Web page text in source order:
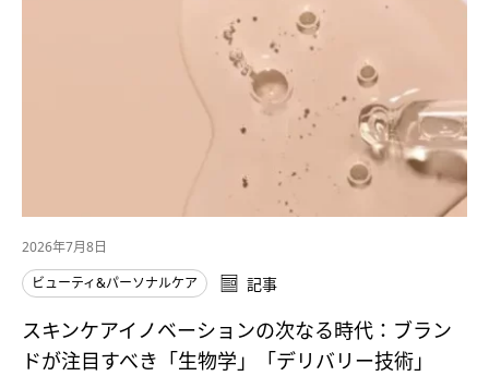
2026年7月8日
ビューティ&パーソナルケア
記事
スキンケアイノベーションの次なる時代：ブラン
ドが注目すべき「生物学」「デリバリー技術」